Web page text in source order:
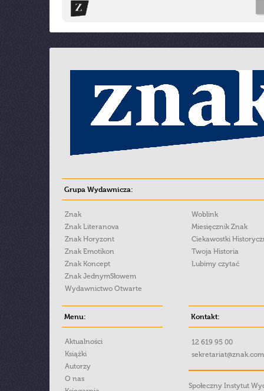
Grupa Wydawnicza:
Znak
Znak Literanova
Znak Horyzont
Znak Emotikon
Znak Koncept
Znak JednymSłowem
Wydawnictwo Otwarte
Woblink
Miesięcznik Znak
Ciekawostki
Twoja Historia
Lubimy czytać
Menu:
Aktualności
Książki
Autorzy
O nas
Kontakt:
12 619 95 00
Społeczny Instytut